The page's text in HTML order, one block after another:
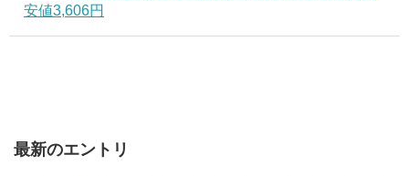
安値3,606円
最新のエントリ